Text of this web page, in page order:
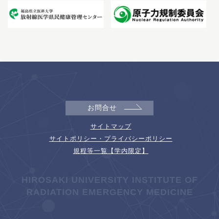
お問合せ
サイトマップ
サイトポリシー・プライバシーポリシー
規程等一覧【学内限定】
HIROSAKI UNIVERSITY INSTITUTE OF
RADIATION EMERGENCY MEDICINE